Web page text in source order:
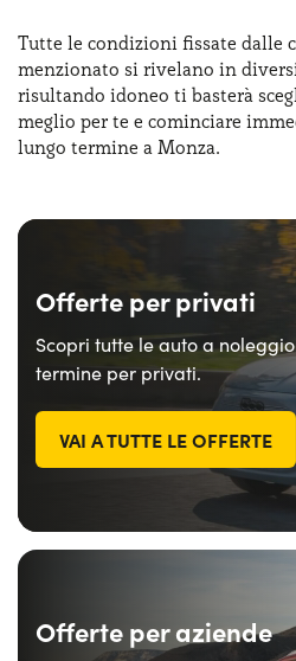
Tutte le condizioni fissate dalle
menzionato si rivelano in
risultando idoneo ti basterà
meglio per te e cominciare
lungo termine a Monza.
Offerte per privati
Scopri tutte le auto a
termine per privati.
VAI A TUTTE LE OFFERTE
Offerte per aziende